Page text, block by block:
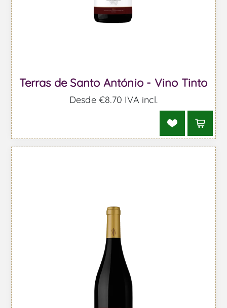
Terras de Santo António - Vino Tinto
Desde €8,70 IVA incl.